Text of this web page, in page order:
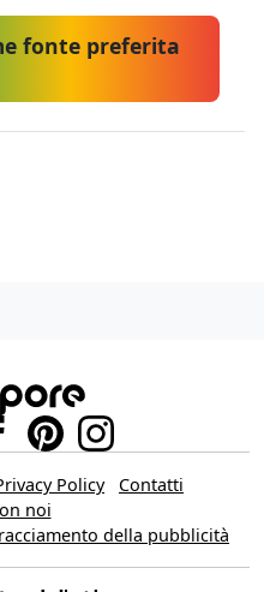
fonte preferita
Policy
Contatti
noi
della pubblicità